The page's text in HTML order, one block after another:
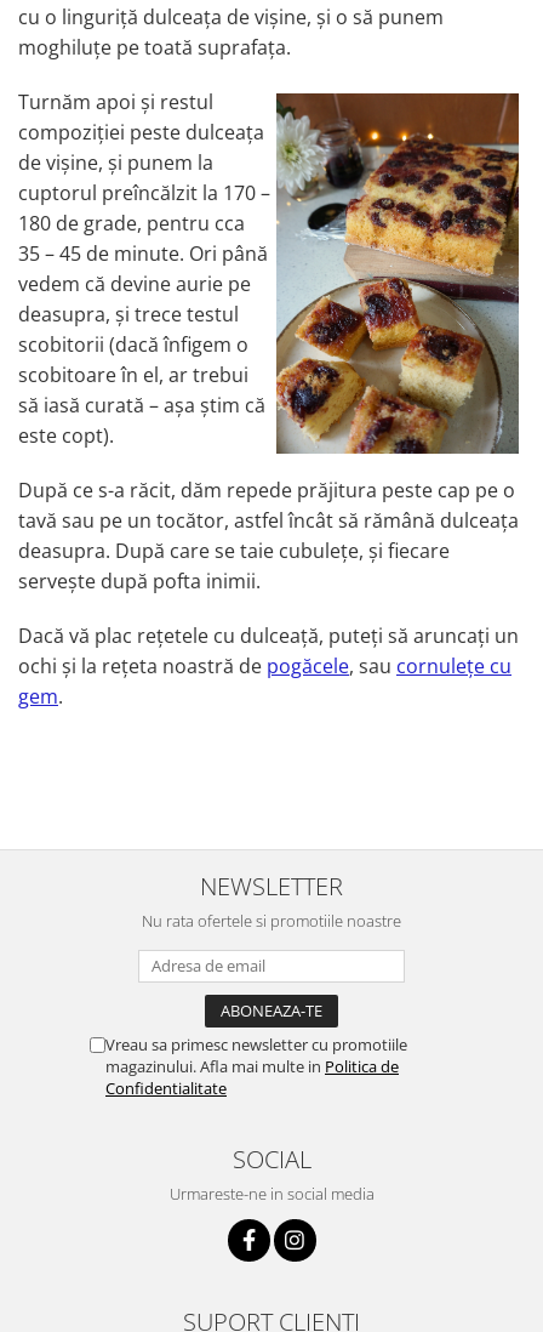
cu o linguriță dulceața de vișine, și o să punem
moghiluțe pe toată suprafața.
Turnăm apoi și restul
compoziției peste dulceața
de vișine, și punem la
cuptorul preîncălzit la 170 –
180 de grade, pentru cca
35 – 45 de minute. Ori până
vedem că devine aurie pe
deasupra, și trece testul
scobitorii (dacă înfigem o
scobitoare în el, ar trebui
să iasă curată – așa știm că
este copt).
După ce s-a răcit, dăm repede prăjitura peste cap pe o
tavă sau pe un tocător, astfel încât să rămână dulceața
deasupra. După care se taie cubulețe, și fiecare
servește după pofta inimii.
Dacă vă plac rețetele cu dulceață, puteți să aruncați un
ochi și la rețeta noastră de pogăcele, sau cornulețe cu
gem.
NEWSLETTER
Nu rata ofertele si promotiile noastre
Vreau sa primesc newsletter cu promotiile
magazinului. Afla mai multe in Politica de
Confidentialitate
SOCIAL
Urmareste-ne in social media
SUPORT CLIENTI